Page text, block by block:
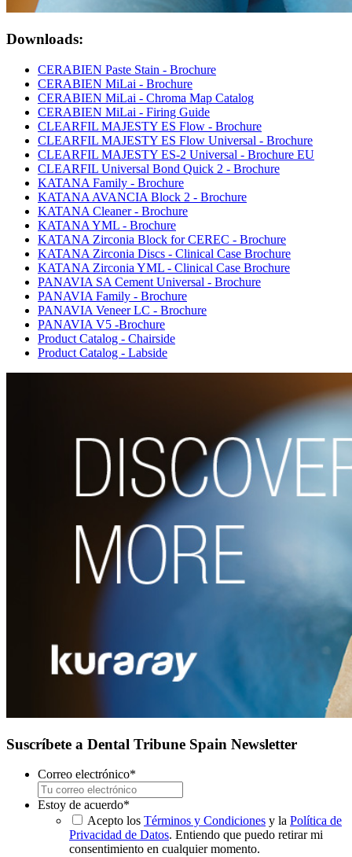
Downloads:
CERABIEN Paste Stain - Brochure
CERABIEN MiLai - Brochure
CERABIEN MiLai - Chroma Map Catalog
CERABIEN MiLai - Firing Guide
CLEARFIL MAJESTY ES Flow - Brochure
CLEARFIL MAJESTY ES Flow Universal - Brochure
CLEARFIL MAJESTY ES-2 Universal - Brochure EU
CLEARFIL Universal Bond Quick 2 - Brochure
KATANA Family - Brochure
KATANA AVANCIA Block 2 - Brochure
KATANA Cleaner - Brochure
KATANA YML - Brochure
KATANA Zirconia Block for CEREC - Brochure
KATANA Zirconia Discs - Clinical Case Brochure
KATANA Zirconia YML - Clinical Case Brochure
PANAVIA SA Cement Universal - Brochure
PANAVIA Family - Brochure
PANAVIA Veneer LC - Brochure
PANAVIA V5 -Brochure
Product Catalog - Chairside
Product Catalog - Labside
Suscríbete a Dental Tribune Spain Newsletter
Correo electrónico*
Estoy de acuerdo*
Acepto los Términos y Condiciones y la Política de
Privacidad de Datos. Entiendo que puedo retirar mi
consentimiento en cualquier momento.